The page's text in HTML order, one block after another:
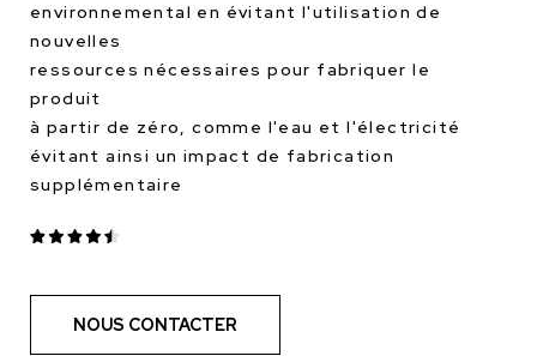
environnemental en évitant l'utilisation de
nouvelles
ressources nécessaires pour fabriquer le
produit
à partir de zéro, comme l'eau et l'électricité
évitant ainsi un impact de fabrication
supplémentaire
NOUS CONTACTER